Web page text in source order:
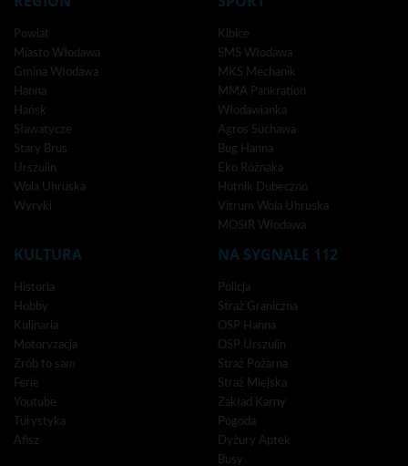
Powiat
Miasto Włodawa
Gmina Włodawa
Hanna
Hańsk
Sławatycze
Stary Brus
Urszulin
Wola Uhruska
Wyryki
Kibice
SMS Włodawa
MKS Mechanik
MMA Pankration
Włodawianka
Agros Suchawa
Bug Hanna
Eko Różnaka
Hutnik Dubeczno
Vitrum Wola Uhruska
MOSIR Włodawa
KULTURA
Historia
Hobby
Kulinaria
Motoryzacja
Zrób to sam
Ferie
Youtube
Turystyka
Afisz
NA SYGNALE 112
Policja
Straż Graniczna
OSP Hanna
OSP Urszulin
Straż Pożarna
Straż Miejska
Zakład Karny
Pogoda
Dyżury Aptek
Busy